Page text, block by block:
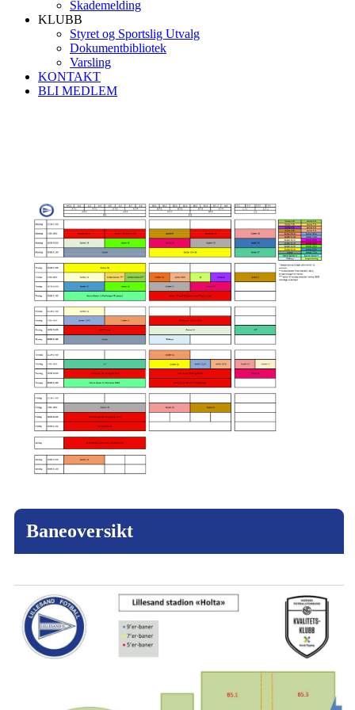
Skademelding
KLUBB
Styret og Sportslig Utvalg
Dokumentbibliotek
Varsling
KONTAKT
BLI MEDLEM
Baneoversikt